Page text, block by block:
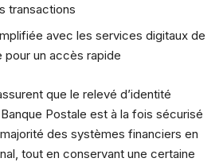
transactions
avec les services digitaux de
pour un accès rapide
que le relevé d’identité
Postale est à la fois sécurisé
des systèmes financiers en
tout en conservant une certaine